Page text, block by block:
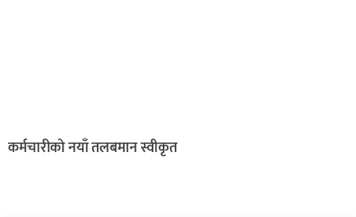
कर्मचारीको नयाँ तलबमान स्वीकृत